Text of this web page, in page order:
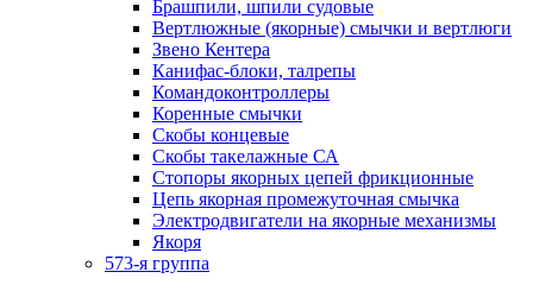
Брашпили, шпили судовые
Вертлюжные (якорные) смычки и вертлюги
Звено Кентера
Канифас-блоки, талрепы
Командоконтроллеры
Коренные смычки
Скобы концевые
Скобы такелажные СА
Стопоры якорных цепей фрикционные
Цепь якорная промежуточная смычка
Электродвигатели на якорные механизмы
Якоря
573-я группа